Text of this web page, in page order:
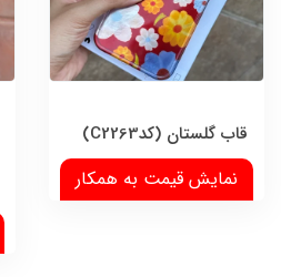
قاب گلستان (کدC2263)
نمایش قیمت به همکار